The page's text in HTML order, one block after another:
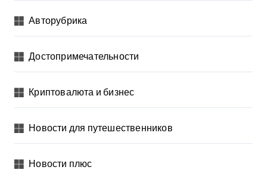
Авторубрика
Достопримечательности
Криптовалюта и бизнес
Новости для путешественников
Новости плюс